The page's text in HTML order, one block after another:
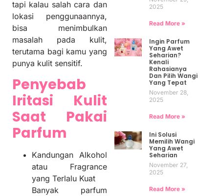
tapi kalau salah cara dan
lokasi penggunaannya,
bisa menimbulkan
masalah pada kulit,
terutama bagi kamu yang
punya kulit sensitif.
Penyebab
Iritasi Kulit
Saat Pakai
Parfum
Kandungan Alkohol
atau Fragrance
yang Terlalu Kuat
Banyak parfum
2025
Read More »
Ingin Parfum
Yang Awet
Seharian?
Kenali
Rahasianya
Dan Pilih Wangi
Yang Tepat
November 28,
2025
Read More »
Ini Solusi
Memilih Wangi
Yang Awet
Seharian
November 27,
2025
Read More »